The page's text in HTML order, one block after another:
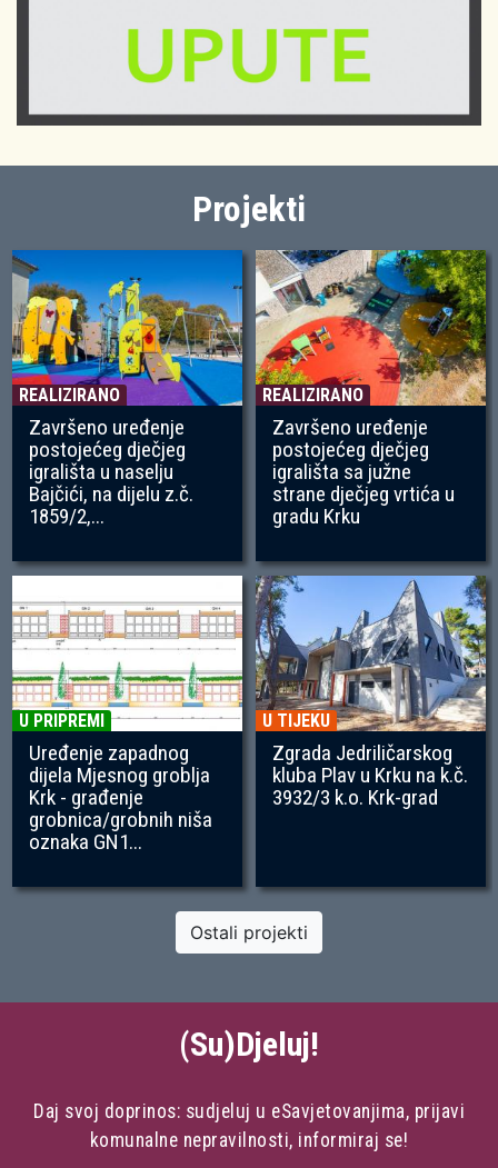
Projekti
REALIZIRANO
Završeno uređenje
postojećeg dječjeg
igrališta u naselju
Bajčići, na dijelu z.č.
1859/2,...
REALIZIRANO
Završeno uređenje
postojećeg dječjeg
igrališta sa južne
strane dječjeg vrtića u
gradu Krku
U PRIPREMI
Uređenje zapadnog
dijela Mjesnog groblja
Krk - građenje
grobnica/grobnih niša
oznaka GN1...
U TIJEKU
Zgrada Jedriličarskog
kluba Plav u Krku na k.č.
3932/3 k.o. Krk-grad
Ostali projekti
(Su)Djeluj!
Daj svoj doprinos: sudjeluj u eSavjetovanjima, prijavi
komunalne nepravilnosti, informiraj se!